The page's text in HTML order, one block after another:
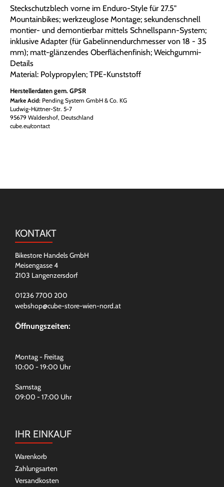
Steckschutzblech vorne im Enduro-Style für 27.5"
Mountainbikes; werkzeuglose Montage; sekundenschnell
montier- und demontierbar mittels Schnellspann-System;
inklusive Adapter (für Gabelinnendurchmesser von 18 - 35
mm); matt-glänzendes Oberflächenfinish; Weichgummi-
Details
Material: Polypropylen; TPE-Kunststoff
Herstellerdaten gem. GPSR
Marke Acid: Pending System GmbH & Co. KG
Ludwig-Hüttner-Str. 5-7
95679 Waldershof, Deutschland
cube.eu/contact
KONTAKT
Bikestore Handels GmbH
Meisengasse 4
2103 Langenzersdorf
01236 7700 200
webshop@cube-store-wien-nord.at
Öffnungszeiten:
Montag - Freitag
10:00 - 19:00 Uhr
Samstag
09:00 - 17:00 Uhr
IHR EINKAUF
Warenkorb
Zahlungsarten
Versandkosten